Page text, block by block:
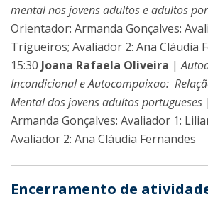
mental nos jovens adultos e adultos
Orientador: Armanda Gonçalves:
Trigueiros; Avaliador 2: Ana Cláudia
15:30 Joana Rafaela Oliveira |
Incondicional e Autocompaixao:
Mental dos jovens adultos portugueses
Armanda Gonçalves: Avaliador 1:
Avaliador 2: Ana Cláudia Fernandes
Encerramento de